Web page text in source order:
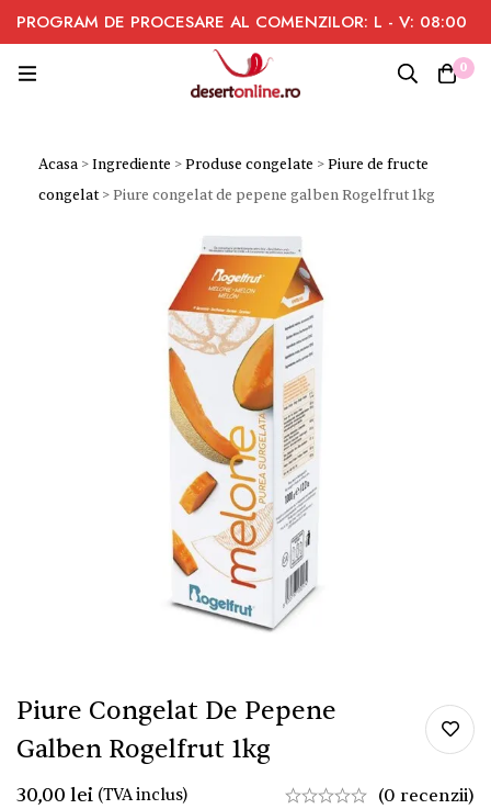
PROGRAM DE PROCESARE AL COMENZILOR: L - V: 08:00
- 16:00
0
Acasa >Ingrediente >Produse congelate >Piure de fructe
congelat> Piure congelat de pepene galben Rogelfrut 1kg
Piure Congelat De Pepene
Galben Rogelfrut 1kg
30,00 lei (TVA inclus) (0 recenzii)